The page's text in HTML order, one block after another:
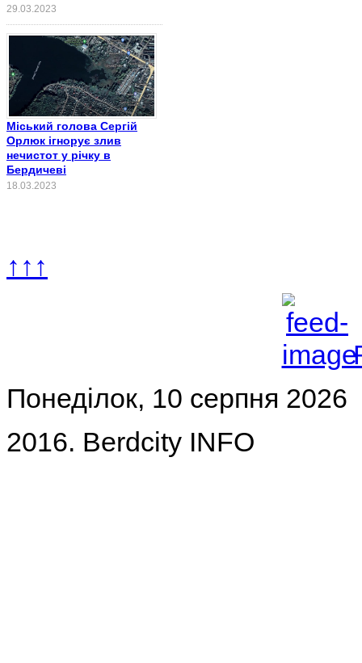
29.03.2023
Міський голова Сергій
Орлюк ігнорує злив
нечистот у річку в
Бердичеві
18.03.2023
↑↑↑
Понеділок, 10 серпня 2026
2016. Berdcity INFO